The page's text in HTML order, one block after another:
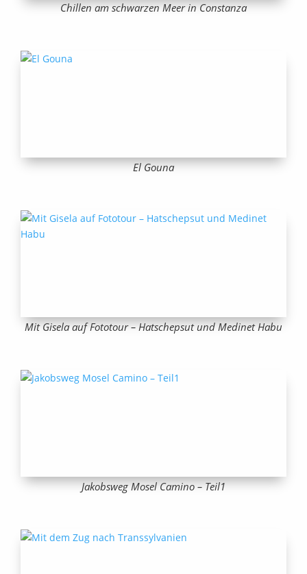
Chillen am schwarzen Meer in Constanza
El Gouna
Mit Gisela auf Fototour – Hatschepsut und Medinet Habu
Jakobsweg Mosel Camino – Teil1